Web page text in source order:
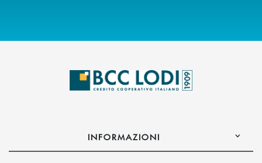
INFORMAZIONI